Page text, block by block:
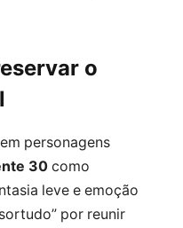
o
personagens
30 como
leve e emoção
por reunir